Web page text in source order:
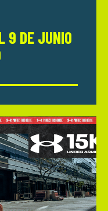
9 DE JUNIO